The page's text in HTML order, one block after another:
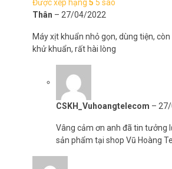
Phun tia Nano nên đồ vật không bị
giúp diệt khuẩn và virus.
Công suất 15W
Nhỏ và nhẹ, thiết kế sáng tạo không bị
Ngoài ra, bạn còn có thể dùng
việc phun cây cảnh, phun tạo hương, phun
áo. Đừng để các mùi hôi, ẩm mốc, hóa chất
là ảnh hưởng đến cuộc sống của bạn. Hãy
Được xếp hạng 5 5 sao
Thân – 27/04/2022
Máy xịt khuẩn nhỏ gọn, dùng tiện,
khử khuẩn, rất hài lòng
CSKH_Vuhoangtelecom –
Vâng cảm ơn anh đã tin tưởng
sản phẩm tại shop Vũ Hoàng